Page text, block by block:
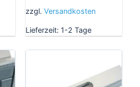
zzgl. Versandkosten
Lieferzeit: 1-2 Tage